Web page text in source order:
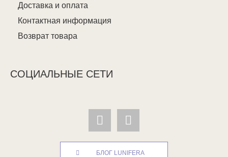
Доставка и оплата
Контактная информация
Возврат товара
СОЦИАЛЬНЫЕ СЕТИ
БЛОГ LUNIFERA